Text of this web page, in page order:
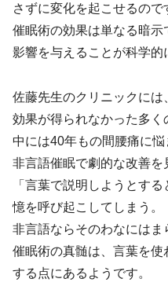
さずに変化を起こせるので
催眠術の効果は単なる暗
影響を与えることが科学的
佐藤先生のクリニックに
効果が得られなかった多く
中には40年もの間腰痛に悩
非言語催眠で劇的な改善を
「言葉で説明しようとす
憶を呼び起こしてしまう。
非言語ならそのわなにはま
催眠術の真髄は、言葉を
する点にあるようです。